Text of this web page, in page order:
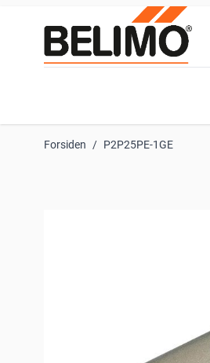
Forsiden / P2P25PE-1GE